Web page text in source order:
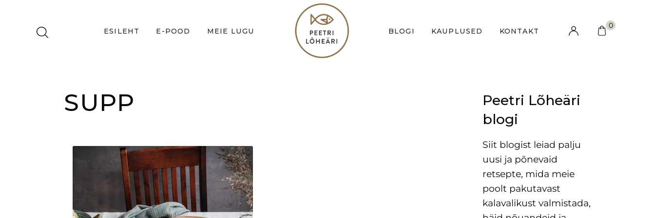
ESILEHT E-POOD MEIE LUGU BLOGI KAUPLUSED KONTAKT
0
SUPP
Peetri Lõheäri
blogi
Siit blogist leiad palju
uusi ja põnevaid
retsepte, mida meie
poolt pakutavast
kalavalikust valmistada,